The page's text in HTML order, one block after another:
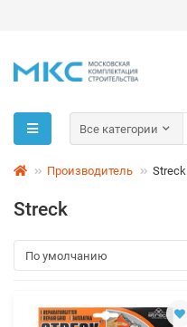
Все категории
Производитель Streck
Streck